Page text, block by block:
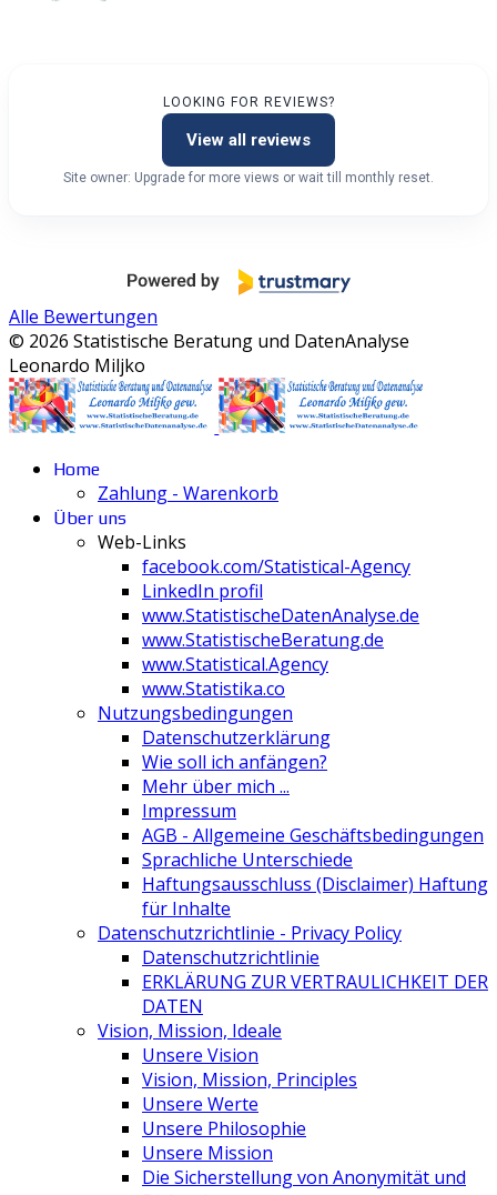
LOOKING FOR REVIEWS?
View all reviews
Site owner: Upgrade for more views or wait till monthly reset.
Alle Bewertungen
© 2026 Statistische Beratung und DatenAnalyse
Leonardo Miljko
Home
Zahlung - Warenkorb
Über uns
Web-Links
facebook.com/Statistical-Agency
LinkedIn profil
www.StatistischeDatenAnalyse.de
www.StatistischeBeratung.de
www.Statistical.Agency
www.Statistika.co
Nutzungsbedingungen
Datenschutzerklärung
Wie soll ich anfängen?
Mehr über mich ...
Impressum
AGB - Allgemeine Geschäftsbedingungen
Sprachliche Unterschiede
Haftungsausschluss (Disclaimer) Haftung
für Inhalte
Datenschutzrichtlinie - Privacy Policy
Datenschutzrichtlinie
ERKLÄRUNG ZUR VERTRAULICHKEIT DER
DATEN
Vision, Mission, Ideale
Unsere Vision
Vision, Mission, Principles
Unsere Werte
Unsere Philosophie
Unsere Mission
Die Sicherstellung von Anonymität und